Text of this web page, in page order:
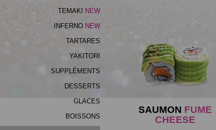
TEMAKI
INFERNO
TARTARES
YAKITORI
SUPPLÉMENTS
DESSERTS
GLACES
BOISSONS
SAUMON FUME
CHEESE